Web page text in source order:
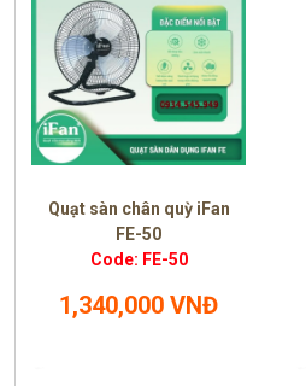
Quạt sàn chân quỳ iFan
FE-50
Code: FE-50
1,340,000 VNĐ